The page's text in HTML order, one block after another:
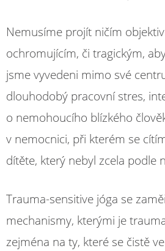
Nemusíme projít ničím
ochromujícím, či tragickým,
jsme vyvedeni mimo své
dlouhodobý pracovní stres,
o nemohoucího blízkého
v nemocnici, při kterém se
dítěte, který nebyl zcela podle
Trauma-sensitive jóga se
mechanismy, kterými je
zejména na ty, které se čistě